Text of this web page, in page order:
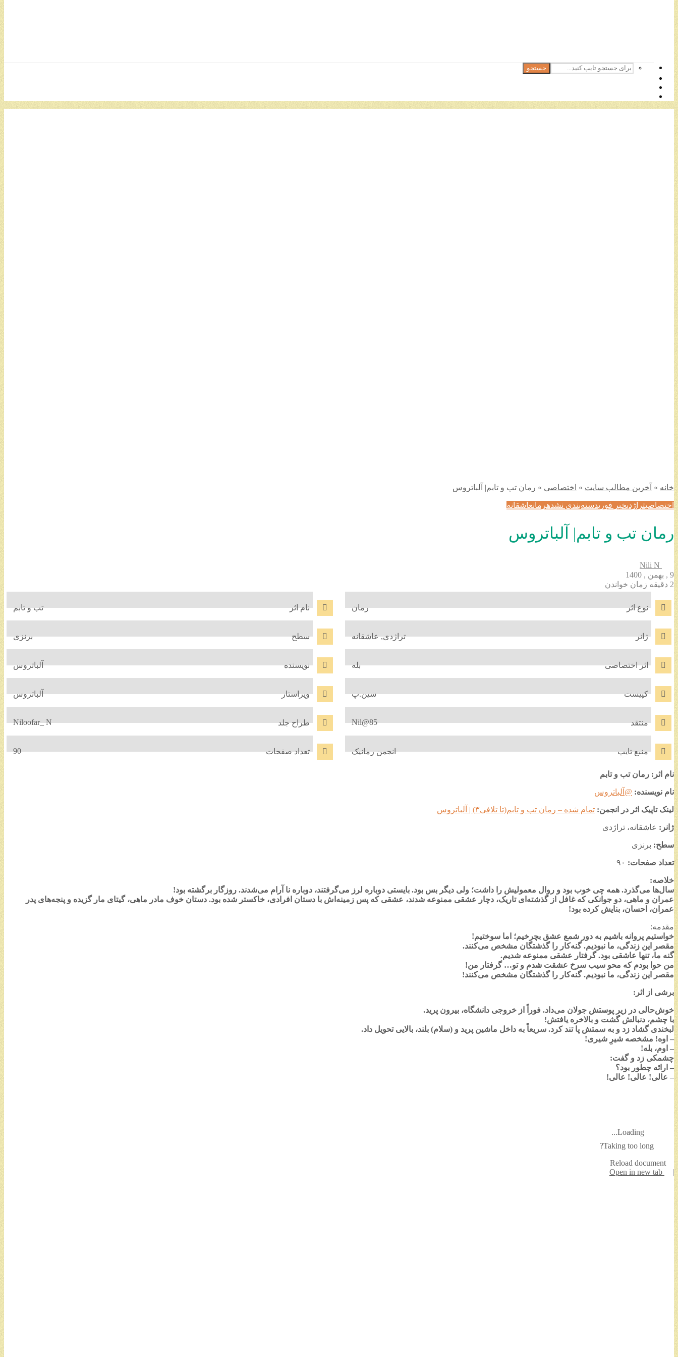
جستجو
خانه » آخرین مطالب سایت » اختصاصی » رمان تب و تابم| آلباتروس
اختصاصیتراژدیخبر فوریدسته‌بندی نشدهرمانعاشقانه
رمان تب و تابم| آلباتروس
9 , بهمن , 1400
2 دقیقه زمان خواندن
نوع اثر رمان نام اثر تب و تابم
ژانر تراژدی, عاشقانه سطح برنزی
اثر اختصاصی بله نویسنده آلباتروس
کپیست سین.پ ویراستار آلباتروس
منتقد Nil@85 طراح جلد Niloofar_ N
منبع تایپ انجمن رمانیک تعداد صفحات 90
نام اثر: رمان تب و تابم
نام نویسنده: @آلباتروس
لینک تاپیک اثر در انجمن: تمام شده – رمان تب و تابم(تا تلافی۳) | آلباتروس
ژانر: عاشقانه، تراژدی
سطح: برنزی
تعداد صفحات:
خلاصه:
سال‌ها می‌گذرد. همه چی خوب بود و روال معمولیش را داشت؛ ولی دیگر بس بود. بایستی دوباره لرز می‌گرفتند، دوباره نا آرام می‌شدند. روزگار برگشته بود!
عمران و ماهی، دو جوانکی که غافل از گذشته‌ای تاریک، دچار عشقی ممنوعه شدند، عشقی که پس زمینه‌اش با دستان افرادی، خاکستر شده بود. دستان خوف مادر ماهی، گیتای مار گزیده و پنجه‌های پدر
عمران، احسان، بنایش کرده بود!
مقدمه:
خواستیم پروانه باشیم به دور شمع عشق بچرخیم؛ اما سوختیم!
مقصر این زندگی، ما نبودیم. گنه‌کار را گذشتگان مشخص می‌کنند.
گنه ما، تنها عاشقی بود. گرفتار عشقی ممنوعه شدیم.
من حوا بودم که محو سیب سرخ عشقت شدم و تو… گرفتار من!
مقصر این زندگی، ما نبودیم. گنه‌کار را گذشتگان مشخص می‌کنند!
برشی از اثر:
خوش‌حالی در زیر پوستش جولان می‌داد. فوراً از خروجی دانشگاه، بیرون پرید.
با چشم، دنبالش گشت و بالاخره یافتش!
لبخندی گشاد زد و به سمتش پا تند کرد. سریعاً به داخل ماشین پرید و (سلام) بلند، بالایی تحویل داد.
– اوه! مشخصه شیرِ شیری!
– اوم، بله!
چشمکی زد و گفت:
– ارائه چطور بود؟
– عالی! عالی! عالی!
Loading...
Taking too long?
|